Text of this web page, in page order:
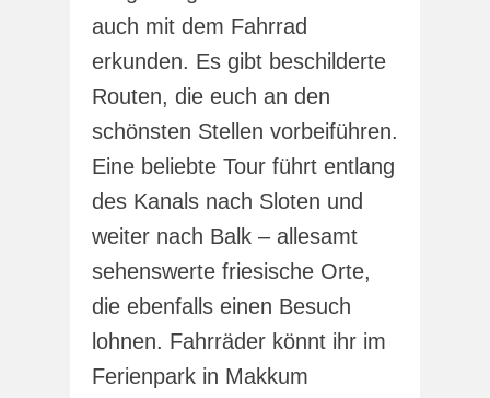
auch mit dem Fahrrad
erkunden. Es gibt beschilderte
Routen, die euch an den
schönsten Stellen vorbeiführen.
Eine beliebte Tour führt entlang
des Kanals nach Sloten und
weiter nach Balk – allesamt
sehenswerte friesische Orte,
die ebenfalls einen Besuch
lohnen. Fahrräder könnt ihr im
Ferienpark in Makkum